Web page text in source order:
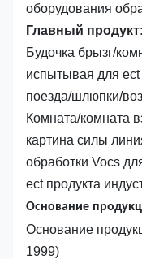
оборудования
Главный продукт:
Будочка брызг/
испытывая для ect
поезда/шлюпки/
Комната/комната
картина силы
обработки Vocs
ect продукта
Основание
Основание
1999)